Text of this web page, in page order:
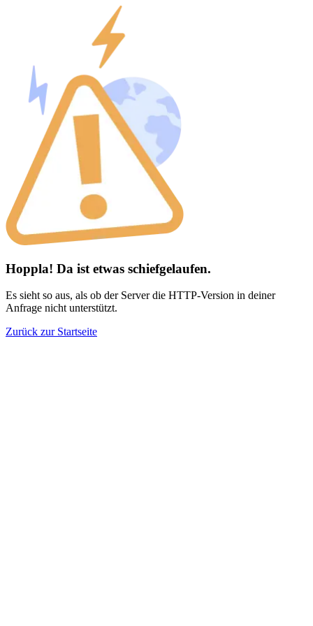
Hoppla! Da ist etwas schiefgelaufen.
Es sieht so aus, als ob der Server die HTTP-Version in deiner
Anfrage nicht unterstützt.
Zurück zur Startseite